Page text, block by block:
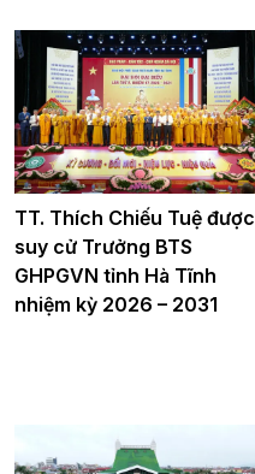
TT. Thích Chiếu Tuệ được
suy cử Trưởng BTS
GHPGVN tỉnh Hà Tĩnh
nhiệm kỳ 2026 – 2031